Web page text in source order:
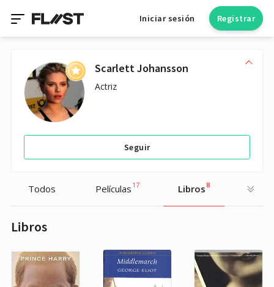
Iniciar sesión Registrar
Scarlett Johansson
Actriz
Seguir
Todos Películas 17 Libros8
Libros